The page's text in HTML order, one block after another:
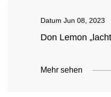
Datum Jun 08, 2023
Don Lemon
Mehr sehen